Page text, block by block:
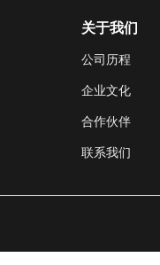
公司历程
企业文化
合作伙伴
联系我们
关于我们